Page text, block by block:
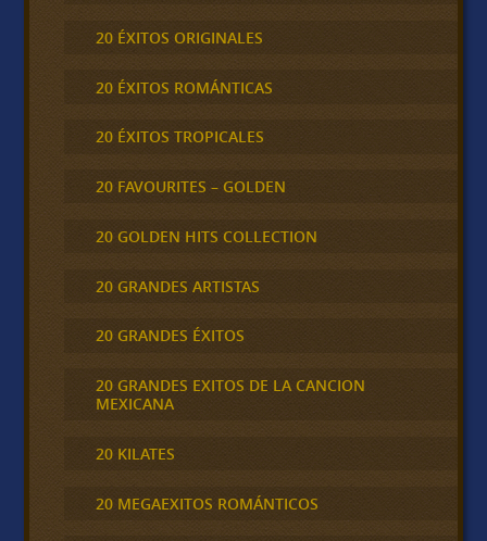
20 ÉXITOS ORIGINALES
20 ÉXITOS ROMÁNTICAS
20 ÉXITOS TROPICALES
20 FAVOURITES – GOLDEN
20 GOLDEN HITS COLLECTION
20 GRANDES ARTISTAS
20 GRANDES ÉXITOS
20 GRANDES EXITOS DE LA CANCION
MEXICANA
20 KILATES
20 MEGAEXITOS ROMÁNTICOS